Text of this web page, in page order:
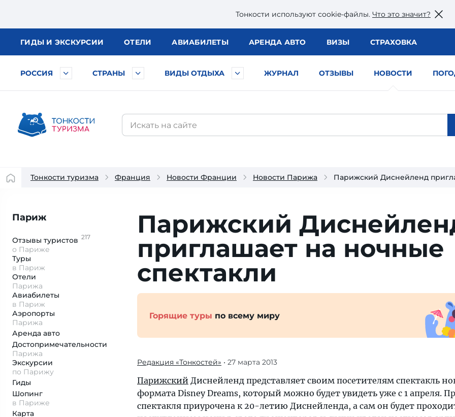
Тонкости используют сookie-файлы. Что это значит?
ГИДЫ И ЭКСКУРСИИ ОТЕЛИ АВИАБИЛЕТЫ АРЕНДА АВТО ВИЗЫ СТРАХОВКА
РОССИЯ СТРАНЫ ВИДЫ ОТДЫХА ЖУРНАЛ ОТЗЫВЫ НОВОСТИ
Тонкости туризма Франция Новости Франции Новости Парижа Парижский Диснейленд
Париж
Отзывы туристов 217
о Париже
Туры
в Париж
Отели
Парижа
Авиабилеты
в Париж
Аэропорты
Парижа
Аренда авто
Достопримеча­тельности
Парижа
Экскурсии
по Парижу
Гиды
Шопинг
в Париже
Карта
Парижский
приглашает на ночные
спектакли
Горящие туры по всему миру
Редакция «Тонкостей» • 27 марта 2013
Парижский Диснейленд представляет своим посетителям спектакль
формата Disney Dreams, который можно будет увидеть уже с 1 апреля.
спектакля приурочена к 20-летию Диснейленда, а сам он будет